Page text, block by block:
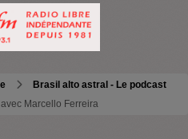
Brasil alto astral - Le podcast
Marcello Ferreira